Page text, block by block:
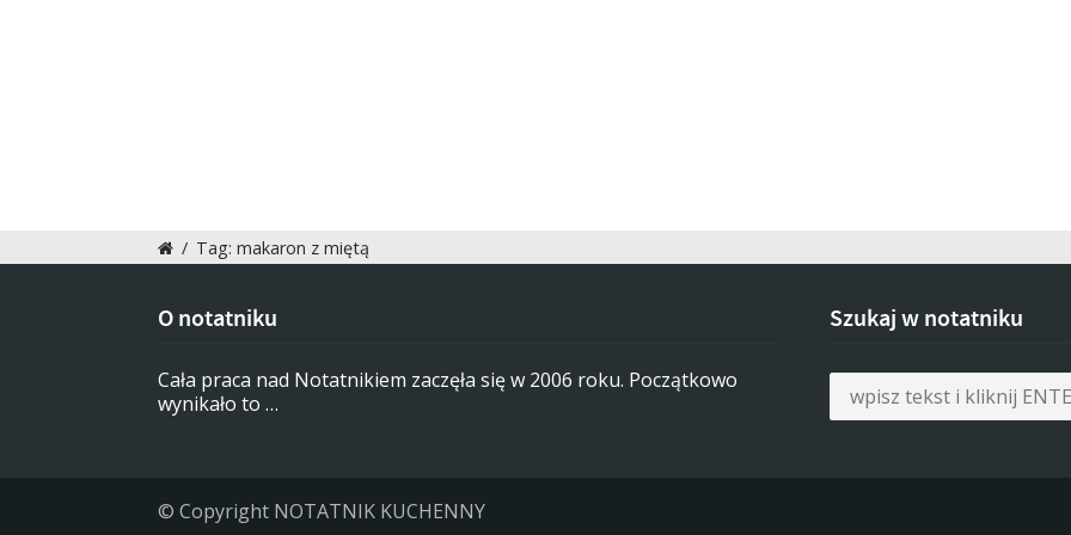
/ Tag: makaron z miętą
O notatniku
Cała praca nad Notatnikiem zaczęła się w 2006 roku. Początkowo
wynikało to …
Szukaj w notatniku
© Copyright NOTATNIK KUCHENNY